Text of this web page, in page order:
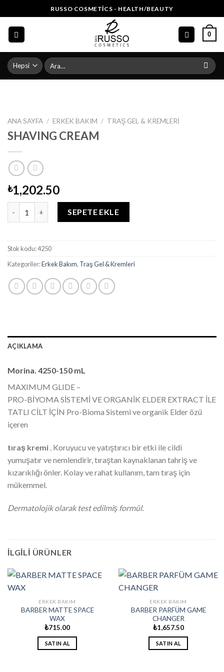
to
content
RUSSO COSMETICS - HEALTH/BEAUTY
0
Ara:
ANA SAYFA / ERKEK BAKIM / TRAŞ GEL & KREMLERI
SHAVING CREAM
₺1,202.50
SHAVING CREAM adetSEPETE EKLE
Stok kodu:4250
Kategoriler:Erkek Bakım, Traş Gel & Kremleri
AÇIKLAMA
Morina. 4250-150 mL
MAXIMUM GLIDE –
PRO-BİYOMA SİSTEMİ VE ORGANİK ELDER EXTRACT İLE
TATLI CİLT İÇİN Pro-Bioma Sistemi ve organik Elder özü
içeren
tıraş kremi . Koruyucu ve yatıştırıcı bir etki ile cildi
yumuşatır ve nemlendirir, tıraştan kaynaklanan tahriş ve
kızarıklığı önler. Kolay ve rahat kullanım, tam tıraş için
mükemmel.
Dermatolojik olarak test edilmiş formül.
İLGILI ÜRÜNLER
ERKEK BAKIM
BARBER MATTE SPACE
WAX
₺715.00
SATIN AL
ERKEK BAKIM
BARBER PARFÜM GAME
CHANGER
₺1,657.50
SATIN AL